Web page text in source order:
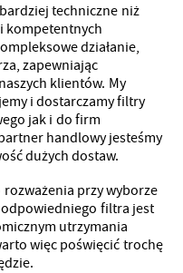
techniczne niż
kompetentnych
działanie,
zapewniając
klientów. My
i dostarczamy filtry
jak i do firm
handlowy jesteśmy
dużych dostaw.
przy wyborze
filtra jest
utrzymania
więc poświęcić trochę